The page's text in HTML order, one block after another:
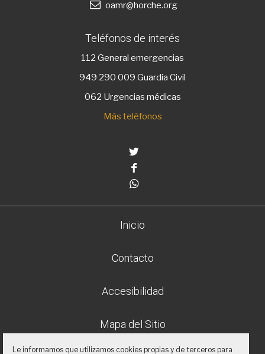
oamr@horche.org
Teléfonos de interés
112 General emergencias
949 290 009 Guardia Civil
062 Urgencias médicas
Más teléfonos
Inicio
Contacto
Accesibilidad
Mapa del Sitio
Le informamos que utilizamos cookies propias y de terceros para